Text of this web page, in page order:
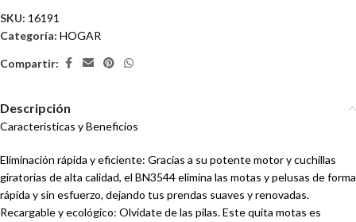
SKU: 16191
Categoría: HOGAR
Compartir:
Descripción
Características y Beneficios
Eliminación rápida y eficiente: Gracias a su potente motor y cuchillas
giratorias de alta calidad, el BN3544 elimina las motas y pelusas de forma
rápida y sin esfuerzo, dejando tus prendas suaves y renovadas.
Recargable y ecológico: Olvídate de las pilas. Este quita motas es